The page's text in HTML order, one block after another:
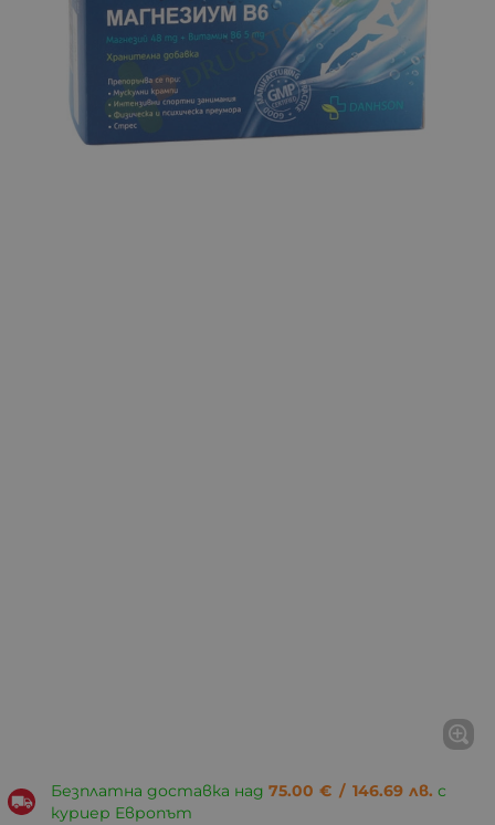
Безплатна доставка над 75.00 € / 146.69 лв. с
куриер Европът